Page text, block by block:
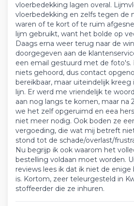
vloerbedekking lagen overal.
vloerbedekking en zelfs tegen de
waren of te kort of te ruim
lijm gebruikt, want het bolde op
Daags erna weer terug naar de
doorgegeven aan de
een email gestuurd met de foto's.
niets gehoord, dus contact
bereikbaar, maar uiteindelijk kreeg
lijn. Er werd me vriendelijk te
aan nog langs te komen, maar na
we het zelf opgeruimd en eea
niet meer nodig. Ook boden ze
vergoeding, die wat mij betreft
stond tot de schade/overlast/
Nu begrijp ik ook waarom het
bestelling voldaan moet worden.
reviews lees ik dat ik niet de
is. Kortom, zeer teleurgesteld in
stoffeerder die ze inhuren.